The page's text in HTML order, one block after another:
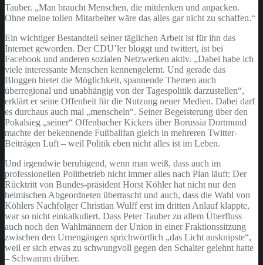
Tauber. „Man braucht Menschen, die mitdenken und anpacken.
Ohne meine tollen Mitarbeiter wäre das alles gar nicht zu schaffen.“
Ein wichtiger Bestandteil seiner täglichen Arbeit ist für ihn das
Internet geworden. Der CDU’ler bloggt und twittert, ist bei
Facebook und anderen sozialen Netzwerken aktiv. „Dabei habe ich
viele interessante Menschen kennengelernt. Und gerade das
Bloggen bietet die Möglichkeit, spannende Themen auch
überregional und unabhängig von der Tagespolitik darzustellen“,
erklärt er seine Offenheit für die Nutzung neuer Medien. Dabei darf
es durchaus auch mal „menscheln“. Seiner Begeisterung über den
Pokalsieg „seiner“ Offenbacher Kickers über Borussia Dortmund
machte der bekennende Fußballfan gleich in mehreren Twitter-
Beiträgen Luft – weil Politik eben nicht alles ist im Leben.
Und irgendwie beruhigend, wenn man weiß, dass auch im
professionellen Politbetrieb nicht immer alles nach Plan läuft: Der
Rücktritt von Bundes-präsident Horst Köhler hat nicht nur den
heimischen Abgeordneten überrascht und auch, dass die Wahl von
Köhlers Nachfolger Christian Wulff erst im dritten Anlauf klappte,
war so nicht einkalkuliert. Dass Peter Tauber zu allem Überfluss
auch noch den Wahlmännern der Union in einer Fraktionssitzung
zwischen den Urnengängen sprichwörtlich „das Licht ausknipste“,
weil er sich etwas zu schwungvoll gegen den Schalter gelehnt hatte
– Schwamm drüber.